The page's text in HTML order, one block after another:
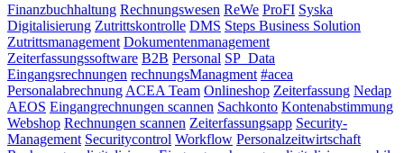
Finanzbuchhaltung Rechnungswesen ReWe ProFI Syska
Digitalisierung Zutrittskontrolle DMS Steps Business Solution
Zutrittsmanagement Dokumentenmanagement
Zeiterfassungssoftware B2B Personal SP_Data
Eingangsrechnungen rechnungsManagment #acea
Personalabrechnung ACEA Team Onlineshop Zeiterfassung Nedap
AEOS Eingangrechnungen scannen Sachkonto Kontenabstimmung
Webshop Rechnungen scannen Zeiterfassungsapp Security-
Management Securitycontrol Workflow Personalzeitwirtschaft